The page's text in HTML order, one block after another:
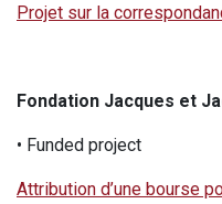
Projet sur la
Fondation Jacques et
• Funded project
Attribution d’une bourse